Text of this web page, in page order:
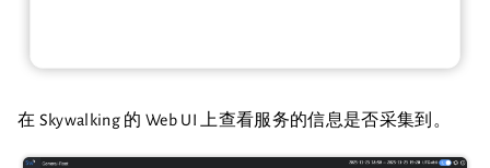
在 Skywalking 的 Web UI 上查看服务的信息是否采集到。